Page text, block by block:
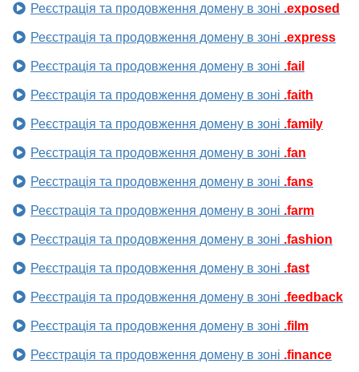
Реєстрація та продовження домену в зоні .exposed
Реєстрація та продовження домену в зоні .express
Реєстрація та продовження домену в зоні .fail
Реєстрація та продовження домену в зоні .faith
Реєстрація та продовження домену в зоні .family
Реєстрація та продовження домену в зоні .fan
Реєстрація та продовження домену в зоні .fans
Реєстрація та продовження домену в зоні .farm
Реєстрація та продовження домену в зоні .fashion
Реєстрація та продовження домену в зоні .fast
Реєстрація та продовження домену в зоні .feedback
Реєстрація та продовження домену в зоні .film
Реєстрація та продовження домену в зоні .finance